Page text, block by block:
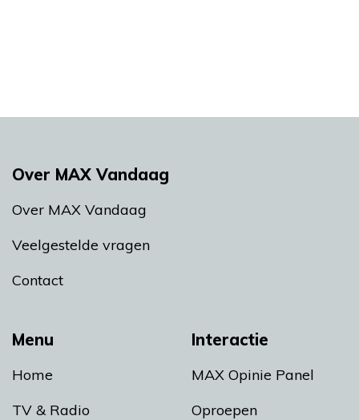
Menu
Home
TV & Radio
Interactie
MAX Opinie Panel
Oproepen
Over MAX Vandaag
Over MAX Vandaag
Veelgestelde vragen
Contact